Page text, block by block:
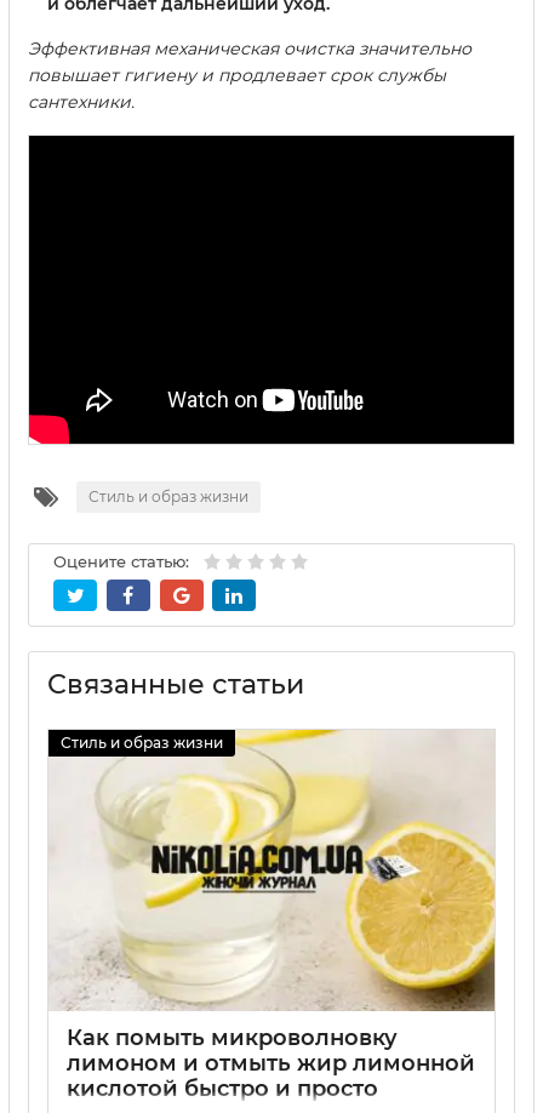
Эффективная механическая очистка значительно
повышает гигиену и продлевает срок службы
сантехники.
Стиль и образ жизни
Оцените статью:
Связанные статьи
Стиль и образ жизни
Как помыть микроволновку
лимоном и отмыть жир лимонной
кислотой быстро и просто